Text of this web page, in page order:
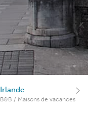
Irlande
B&B / Maisons de vacances